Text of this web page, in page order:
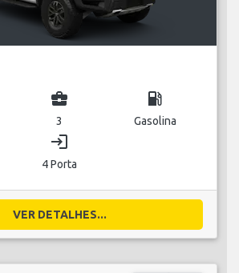
business_center
3
local_gas_station
Gasolina
login
4 Porta
VER DETALHES...